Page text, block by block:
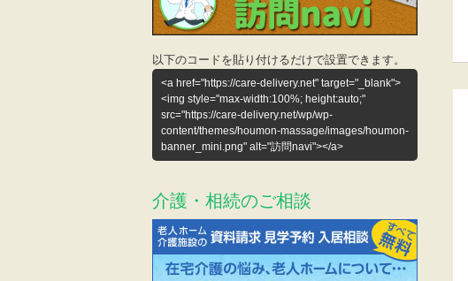
以下のコードを貼り付けるだけで設置できます。
<a href="https://care-delivery.net" target="_blank">
<img style="max-width:100%; height:auto;"
src="https://care-delivery.net/wp/wp-
content/themes/houmon-massage/images/houmon-
banner_mini.png" alt="訪問navi"></a>
介護・相続のご相談